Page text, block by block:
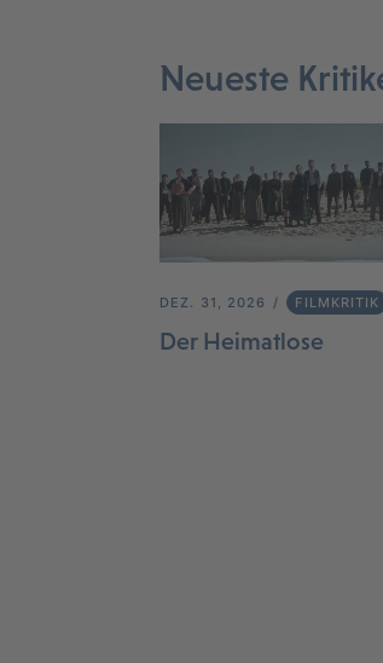
Neueste
DEZ. 31, 2026 FILMKRITIK
Der Heimatlose